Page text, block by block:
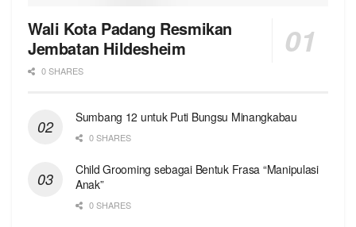
Wali Kota Padang Resmikan
Jembatan Hildesheim
0 SHARES
Sumbang 12 untuk Puti Bungsu Minangkabau
0 SHARES
Child Grooming sebagai Bentuk Frasa “Manipulasi
Anak”
0 SHARES